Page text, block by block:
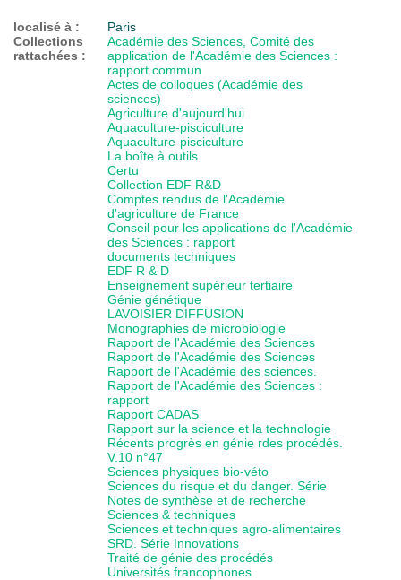
localisé à :
Paris
Collections
rattachées :
Académie des Sciences, Comité des
application de l'Académie des Sciences :
rapport commun
Actes de colloques (Académie des
sciences)
Agriculture d'aujourd'hui
Aquaculture-pisciculture
Aquaculture-pisciculture
La boîte à outils
Certu
Collection EDF R&D
Comptes rendus de l'Académie
d'agriculture de France
Conseil pour les applications de l'Académie
des Sciences : rapport
documents techniques
EDF R & D
Enseignement supérieur tertiaire
Génie génétique
LAVOISIER DIFFUSION
Monographies de microbiologie
Rapport de l'Académie des Sciences
Rapport de l'Académie des Sciences
Rapport de l'Académie des sciences.
Rapport de l'Académie des Sciences :
rapport
Rapport CADAS
Rapport sur la science et la technologie
Récents progrès en génie rdes procédés.
V.10 n°47
Sciences physiques bio-véto
Sciences du risque et du danger. Série
Notes de synthèse et de recherche
Sciences & techniques
Sciences et techniques agro-alimentaires
SRD. Série Innovations
Traité de génie des procédés
Universités francophones